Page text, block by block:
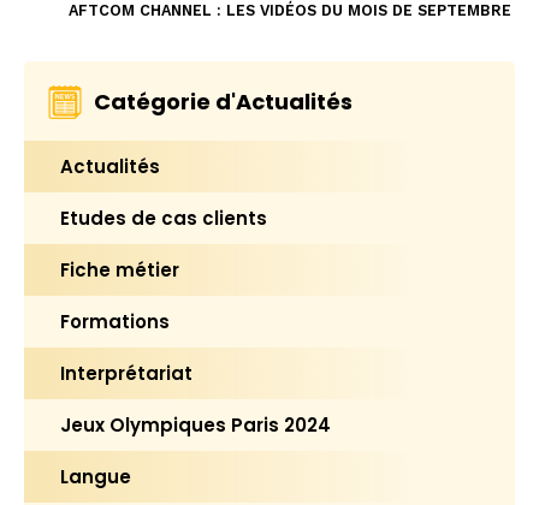
AFTCOM CHANNEL : LES VIDÉOS DU MOIS DE SEPTEMBRE
Catégorie d'Actualités
Actualités
Etudes de cas clients
Fiche métier
Formations
Interprétariat
Jeux Olympiques Paris 2024
Langue